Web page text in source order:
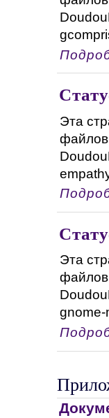
Эта
файлов
Эта
файлов
gnome-